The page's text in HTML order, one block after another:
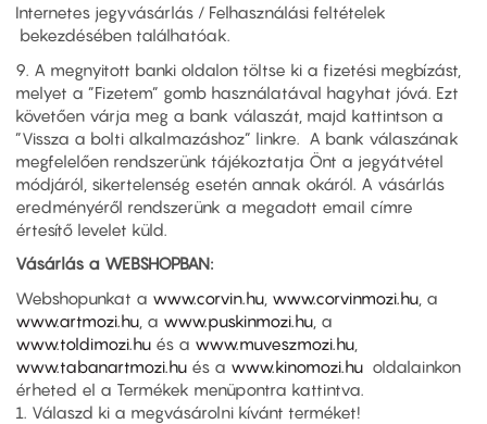
Internetes jegyvásárlás / Felhasználási feltételek
bekezdésében találhatóak.
9. A megnyitott banki oldalon töltse ki a fizetési megbízást,
melyet a ”Fizetem” gomb használatával hagyhat jóvá. Ezt
követően várja meg a bank válaszát, majd kattintson a
”Vissza a bolti alkalmazáshoz” linkre. A bank válaszának
megfelelően rendszerünk tájékoztatja Önt a jegyátvétel
módjáról, sikertelenség esetén annak okáról. A vásárlás
eredményéről rendszerünk a megadott email címre
értesítő levelet küld.
Vásárlás a WEBSHOPBAN:
Webshopunkat a www.corvin.hu www.corvinmozi.hu , a
www.artmozi.hu , a www.puskinmozi.hu , a
www.toldimozi.hu és a www.muveszmozi.hu
www.tabanartmozi.hu és a www.kinomozi.hu oldalainkon
érheted el a Termékek menüpontra kattintva.
1. Válaszd ki a megvásárolni kívánt terméket!